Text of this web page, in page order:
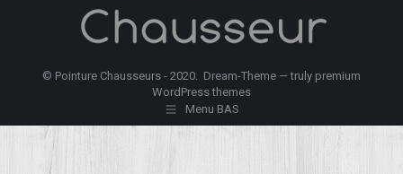
© Pointure Chausseurs - 2020. Dream-Theme — truly premium
WordPress themes
Menu BAS